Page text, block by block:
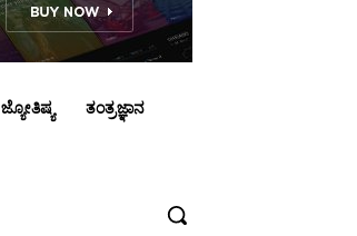
ಜ್ಯೋತಿಷ್ಯ ತಂತ್ರಜ್ಞಾನ